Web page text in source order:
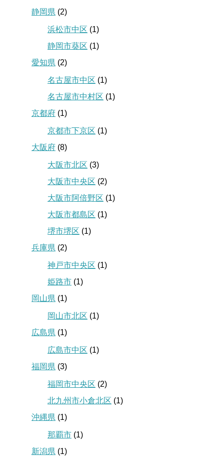
静岡県 (2)
浜松市中区 (1)
静岡市葵区 (1)
愛知県 (2)
名古屋市中区 (1)
名古屋市中村区 (1)
京都府 (1)
京都市下京区 (1)
大阪府 (8)
大阪市北区 (3)
大阪市中央区 (2)
大阪市阿倍野区 (1)
大阪市都島区 (1)
堺市堺区 (1)
兵庫県 (2)
神戸市中央区 (1)
姫路市 (1)
岡山県 (1)
岡山市北区 (1)
広島県 (1)
広島市中区 (1)
福岡県 (3)
福岡市中央区 (2)
北九州市小倉北区 (1)
沖縄県 (1)
那覇市 (1)
新潟県 (1)